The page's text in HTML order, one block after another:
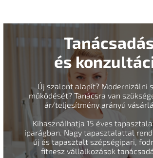
és
Új szalont alapít? Modernizálni
működését? Tanácsra van
ár/teljesítmény arányú
Kihasználhatja 15 éves
iparágban. Nagy tapasztalattal
új és tapasztalt szépségipari,
fitnesz vállalkozások